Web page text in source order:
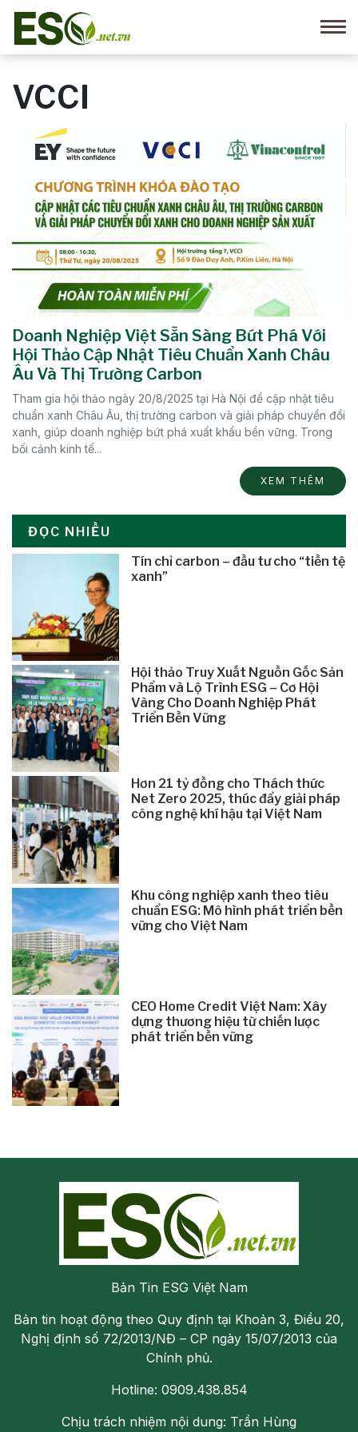
VCCI
Doanh Nghiệp Việt Sẵn Sàng Bứt Phá Với
Hội Thảo Cập Nhật Tiêu Chuẩn Xanh Châu
Âu Và Thị Trường Carbon
Tham gia hội thảo ngày 20/8/2025 tại Hà Nội để cập nhật tiêu
chuẩn xanh Châu Âu, thị trường carbon và giải pháp chuyển đổi
xanh, giúp doanh nghiệp bứt phá xuất khẩu bền vững. Trong
bối cảnh kinh tế...
XEM THÊM
ĐỌC NHIỀU
Tín chỉ carbon – đầu tư cho “tiền tệ
xanh”
Hội thảo Truy Xuất Nguồn Gốc Sản
Phẩm và Lộ Trình ESG – Cơ Hội
Vàng Cho Doanh Nghiệp Phát
Triển Bền Vững
Hơn 21 tỷ đồng cho Thách thức
Net Zero 2025, thúc đẩy giải pháp
công nghệ khí hậu tại Việt Nam
Khu công nghiệp xanh theo tiêu
chuẩn ESG: Mô hình phát triển bền
vững cho Việt Nam
CEO Home Credit Việt Nam: Xây
dựng thương hiệu từ chiến lược
phát triển bền vững
Bản Tin ESG Việt Nam
Bản tin hoạt động theo Quy định tại Khoản 3, Điều 20,
Nghị định số 72/2013/NĐ – CP ngày 15/07/2013 của
Chính phủ.
Hotline: 0909.438.854
Chịu trách nhiệm nội dung: Trần Hùng